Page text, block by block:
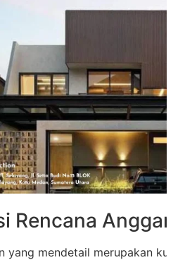
Rencana
yang mendetail merupakan